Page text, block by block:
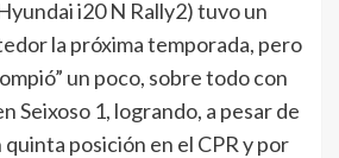
i20 N Rally2) tuvo un
la próxima temporada, pero
un poco, sobre todo con
Seixoso 1, logrando, a pesar de
posición en el CPR y por